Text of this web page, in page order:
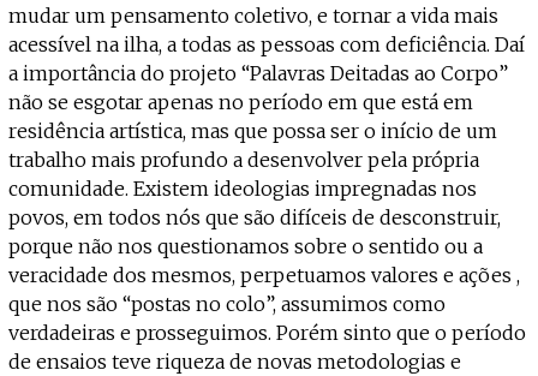
mudar um pensamento coletivo, e tornar a vida mais
acessível na ilha, a todas as pessoas com deficiência. Daí
a importância do projeto “Palavras Deitadas ao Corpo”
não se esgotar apenas no período em que está em
residência artística, mas que possa ser o início de um
trabalho mais profundo a desenvolver pela própria
comunidade. Existem ideologias impregnadas nos
povos, em todos nós que são difíceis de desconstruir,
porque não nos questionamos sobre o sentido ou a
veracidade dos mesmos, perpetuamos valores e ações ,
que nos são “postas no colo”, assumimos como
verdadeiras e prosseguimos. Porém sinto que o período
de ensaios teve riqueza de novas metodologias e